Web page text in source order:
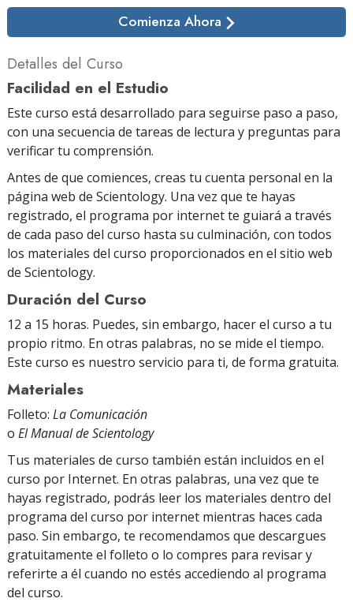
Comienza Ahora
Detalles del Curso
Facilidad en el Estudio
Este curso está desarrollado para seguirse paso a paso,
con una secuencia de tareas de lectura y preguntas para
verificar tu comprensión.
Antes de que comiences, creas tu cuenta personal en la
página web de Scientology. Una vez que te hayas
registrado, el programa por internet te guiará a través
de cada paso del curso hasta su culminación, con todos
los materiales del curso proporcionados en el sitio web
de Scientology.
Duración del Curso
12 a 15 horas. Puedes, sin embargo, hacer el curso a tu
propio ritmo. En otras palabras, no se mide el tiempo.
Este curso es nuestro servicio para ti, de forma gratuita.
Materiales
Folleto: La Comunicación
o El Manual de Scientology
Tus materiales de curso también están incluidos en el
curso por Internet. En otras palabras, una vez que te
hayas registrado, podrás leer los materiales dentro del
programa del curso por internet mientras haces cada
paso. Sin embargo, te recomendamos que descargues
gratuitamente el folleto o lo compres para revisar y
referirte a él cuando no estés accediendo al programa
del curso.